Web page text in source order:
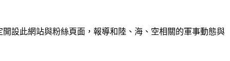
設此網站與粉絲頁面，報導和陸、海、空相關的軍事動態與